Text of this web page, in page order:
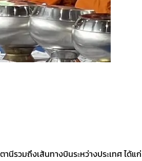
รวมถึงเส้นทางบินระหว่างประเทศ ได้แก่